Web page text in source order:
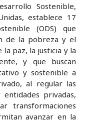
Sostenible,
establece 17
(ODS) que
de la pobreza y el
paz, la justicia y la
y que buscan
y sostenible a
al regular las
privadas,
transformaciones
avanzar en la